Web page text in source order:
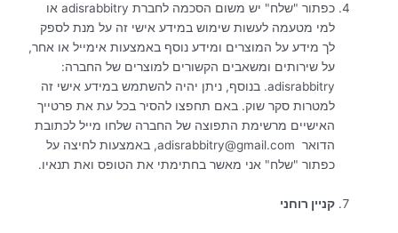
כפתור "שלח" יש משום הסכמה לחברת adisrabbitry או
למי מטעמה לעשות שימוש במידע אישי זה על מנת לספק
לך מידע על המוצרים ומידע נוסף באמצעות אימייל או אחר,
על שירותים ומשאבים הקשורים למוצרים של החברה:
adisrabbitry. בנוסף, ניתן יהיה להשתמש במידע אישי זה
למטרות סקר שוק. באם תחפצו להסיר בכל עת את פרטייך
האישיים מרשימת התפוצה של החברה שלחו מייל לכתובת
הדואר adisrabbitry@gmail.com, באמצעות לחיצה על
כפתור "שלח" אני מאשר בחתימתי את הטופס ואת תנאיו.
קניין רוחני